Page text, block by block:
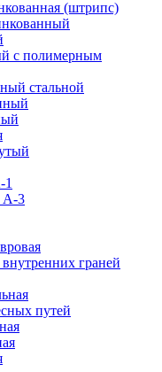
(штрипс)
с полимерным
стальной
1
А-3
граней
путей